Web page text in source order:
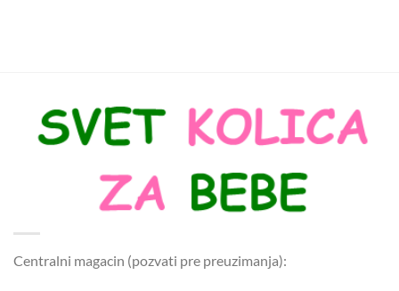
Centralni magacin (pozvati pre preuzimanja):